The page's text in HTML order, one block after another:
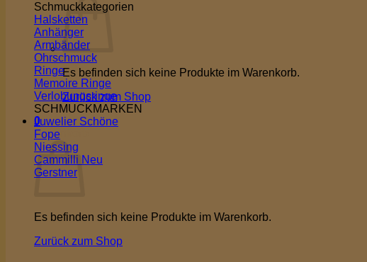
Es befinden sich keine Produkte im Warenkorb.
Zurück zum Shop
0
Warenkorb
Es befinden sich keine Produkte im Warenkorb.
Zurück zum Shop
Schmuckkategorien
Halsketten
Anhänger
Armbänder
Ohrschmuck
Ringe
Memoire Ringe
Verlobungsringe
SCHMUCKMARKEN
Juwelier Schöne
Fope
Niessing
Cammilli
Gerstner